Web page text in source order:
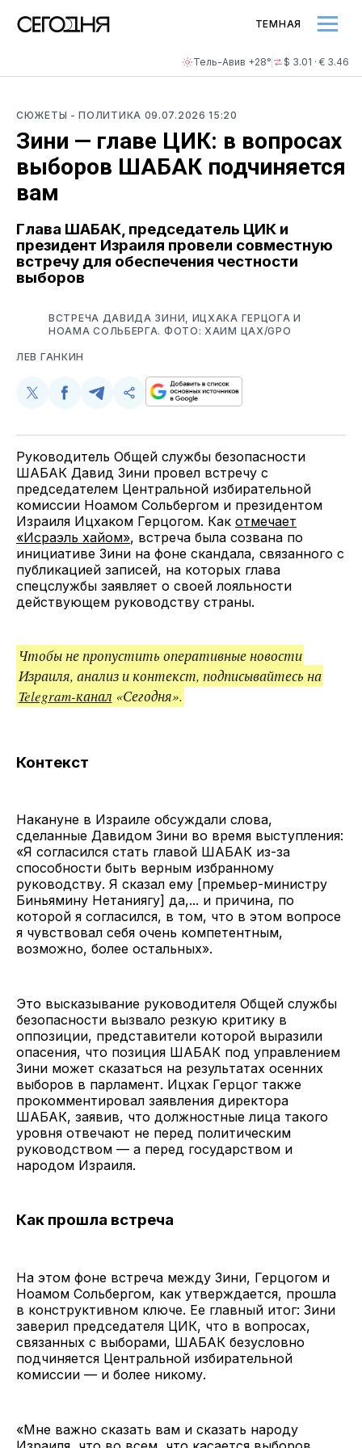
Тель-Авив +28° $ 3.01 · € 3.46
ТЕМНАЯ
СЮЖЕТЫ - ПОЛИТИКА 09.07.2026 15:20
Зини — главе ЦИК: в вопросах
выборов ШАБАК подчиняется
вам
Глава ШАБАК, председатель ЦИК и
президент Израиля провели совместную
встречу для обеспечения честности
выборов
ВСТРЕЧА ДАВИДА ЗИНИ, ИЦХАКА ГЕРЦОГА И
НОАМА СОЛЬБЕРГА. ФОТО: ХАИМ ЦАХ/GPO
ЛЕВ ГАНКИН
Поделиться
Twitter
Поделиться
Facebook
Поделиться
Telegram
Скопируйте
поделитесь
ссылкой
Руководитель Общей службы безопасности
ШАБАК Давид Зини провел встречу с
председателем Центральной избирательной
комиссии Ноамом Сольбергом и президентом
Израиля Ицхаком Герцогом. Как отмечает
«Исраэль хайом», встреча была созвана по
инициативе Зини на фоне скандала, связанного с
публикацией записей, на которых глава
спецслужбы заявляет о своей лояльности
действующем руководству страны.
Чтобы не пропустить оперативные новости
Израиля, анализ и контекст, подписывайтесь на
Telegram-канал «Сегодня».
Контекст
Накануне в Израиле обсуждали слова,
сделанные Давидом Зини во время выступления:
«Я согласился стать главой ШАБАК из-за
способности быть верным избранному
руководству. Я сказал ему [премьер-министру
Биньямину Нетаниягу] да,... и причина, по
которой я согласился, в том, что в этом вопросе
я чувствовал себя очень компетентным,
возможно, более остальных».
Это высказывание руководителя Общей службы
безопасности вызвало резкую критику в
оппозиции, представители которой выразили
опасения, что позиция ШАБАК под управлением
Зини может сказаться на результатах осенних
выборов в парламент. Ицхак Герцог также
прокомментировал заявления директора
ШАБАК, заявив, что должностные лица такого
уровня отвечают не перед политическим
руководством — а перед государством и
народом Израиля.
Как прошла встреча
На этом фоне встреча между Зини, Герцогом и
Ноамом Сольбергом, как утверждается, прошла
в конструктивном ключе. Ее главный итог: Зини
заверил председателя ЦИК, что в вопросах,
связанных с выборами, ШАБАК безусловно
подчиняется Центральной избирательной
комиссии — и более никому.
«Мне важно сказать вам и сказать народу